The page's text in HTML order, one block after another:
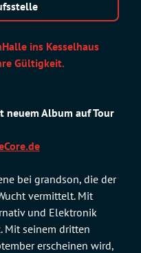
ins Kesselhaus
Gültigkeit.
Album auf Tour
bei grandson, die der
vermittelt. Mit
und Elektronik
Mit seinem dritten
erscheinen wird,